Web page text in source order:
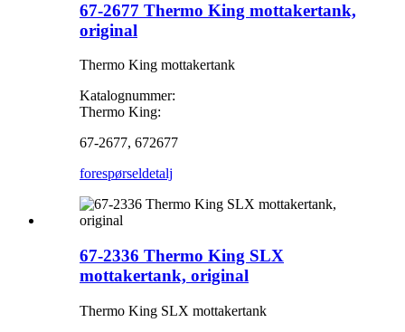
67-2677 Thermo King mottakertank,
original
Thermo King mottakertank
Katalognummer:
Thermo King:
67-2677, 672677
forespørseldetalj
67-2336 Thermo King SLX
mottakertank, original
Thermo King SLX mottakertank